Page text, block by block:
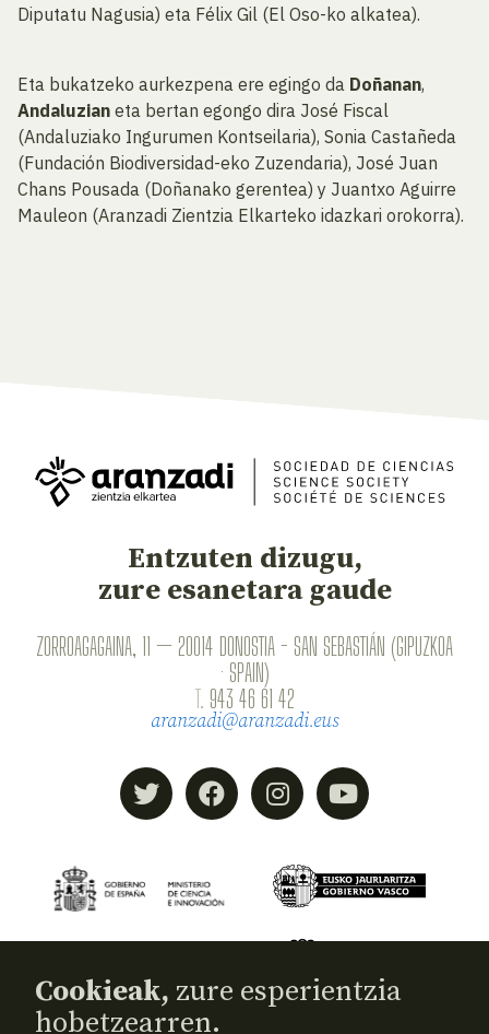
Diputatu Nagusia) eta Félix Gil (El Oso-ko alkatea).
Eta bukatzeko aurkezpena ere egingo da Doñanan,
Andaluzian eta bertan egongo dira José Fiscal
(Andaluziako Ingurumen Kontseilaria), Sonia Castañeda
(Fundación Biodiversidad-eko Zuzendaria), José Juan
Chans Pousada (Doñanako gerentea) y Juantxo Aguirre
Mauleon (Aranzadi Zientzia Elkarteko idazkari orokorra).
Entzuten dizugu,
zure esanetara gaude
ZORROAGAGAINA, 11 — 20014 DONOSTIA - SAN SEBASTIÁN (GIPUZKOA
· SPAIN)
T. 943 46 61 42
aranzadi@aranzadi.eus
Cookieak, zure esperientzia
hobetzearren.